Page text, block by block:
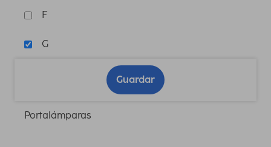
F
G
Guardar
Portalámparas